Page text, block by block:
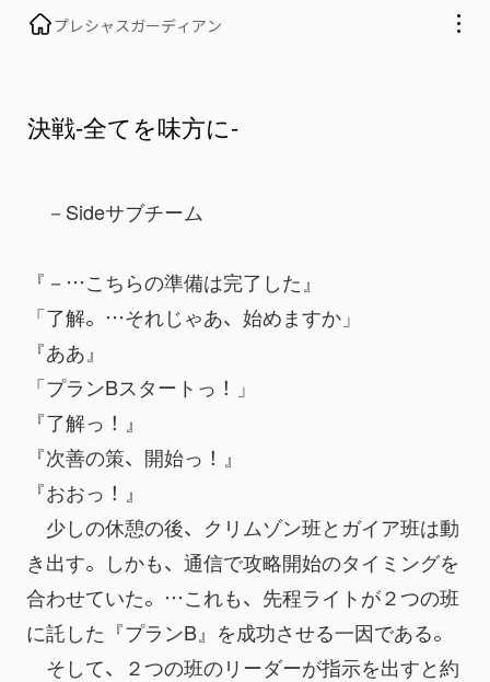
プレシャスガーディアン
決戦-全てを味方に-
－Sideサブチーム
『－…こちらの準備は完了した』
「了解。…それじゃあ、始めますか」
『ああ』
「プランBスタートっ！」
『了解っ！』
『次善の策、開始っ！』
『おおっ！』
少しの休憩の後、クリムゾン班とガイア班は動
き出す。しかも、通信で攻略開始のタイミングを
合わせていた。…これも、先程ライトが２つの班
に託した『プランB』を成功させる一因である。
そして、２つの班のリーダーが指示を出すと約